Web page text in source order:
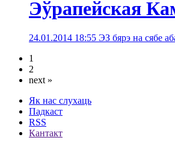
Эўрапейская
24.01.2014 18:55 ЭЗ бярэ на сябе
1
2
next »
Як нас слухаць
Падкаст
RSS
Кантакт